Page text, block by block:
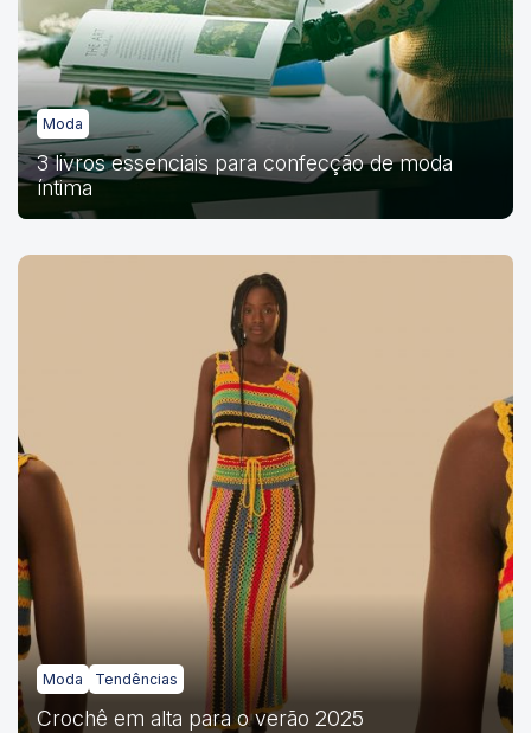
Moda
3 livros essenciais para confecção de moda
íntima
Moda Tendências
Crochê em alta para o verão 2025